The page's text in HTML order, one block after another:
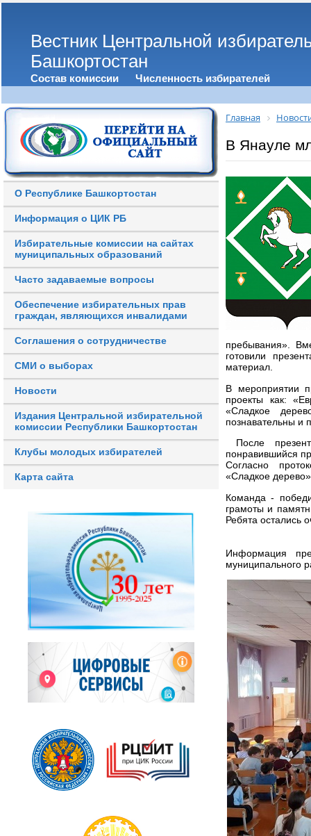
Вестник Центральной
Башкортостан
Состав комиссии Численность избирателей
О Республике Башкортостан
Информация о ЦИК РБ
Избирательные комиссии на сайтах
муниципальных образований
Часто задаваемые вопросы
Обеспечение избирательных прав
граждан, являющихся инвалидами
Соглашения о сотрудничестве
СМИ о выборах
Новости
Издания Центральной избирательной
комиссии Республики Башкортостан
Клубы молодых избирателей
Карта сайта
Главная
В Янауле
пребывания».
готовили
материал.
В мероприятии
проекты как:
«Сладкое
познавательны и
После
понравившийся
Согласно
«Сладкое
Команда -
грамоты и
Ребята остались
Информация
муниципального